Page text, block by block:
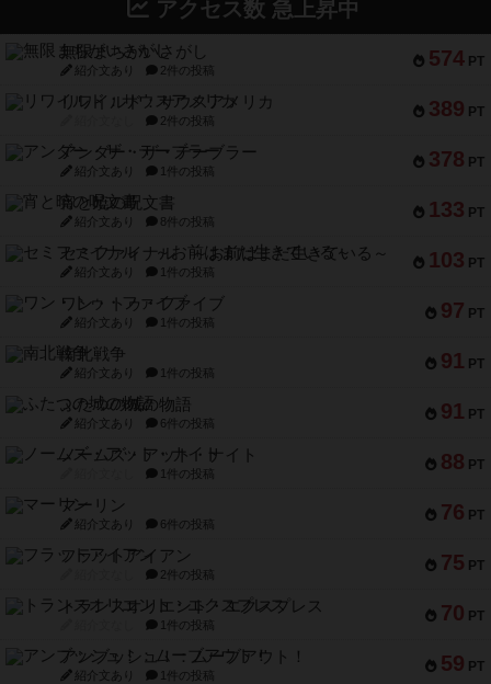
アクセス数 急上昇中
574 PT
無限まちがいさがし
紹介文あり 2件の投稿
389 PT
リワイルド：サウスアメリカ
2件の投稿
378 PT
アンダー・ザ・テーブラー
紹介文あり 1件の投稿
133 PT
宵と暁の呪文書
紹介文あり 8件の投稿
103 PT
セミファイナル ～お前はまだ生きている～
紹介文あり 1件の投稿
97 PT
ワン・トゥ・ファイブ
紹介文あり 1件の投稿
91 PT
南北戦争
紹介文あり 1件の投稿
91 PT
ふたつの城の物語
紹介文あり 6件の投稿
88 PT
ノームズ・アット・ナイト
1件の投稿
76 PT
マーリン
紹介文あり 6件の投稿
75 PT
フラットアイアン
2件の投稿
70 PT
トランスオリエント・エクスプレス
1件の投稿
59 PT
アンブッシュ！：ムーブアウト！
紹介文あり 1件の投稿